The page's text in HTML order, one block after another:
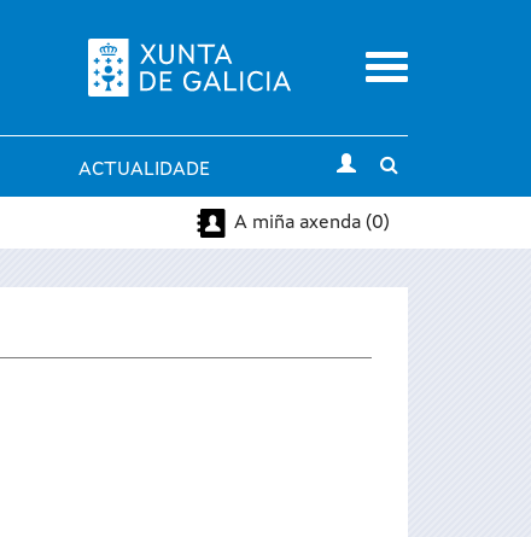
Menu
ACTUALIDADE
search
A miña axenda (0)